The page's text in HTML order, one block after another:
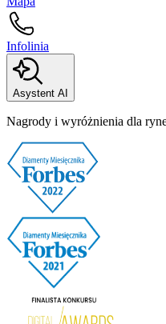
Infolinia
Asystent AI
Nagrody i wyróżnienia dla